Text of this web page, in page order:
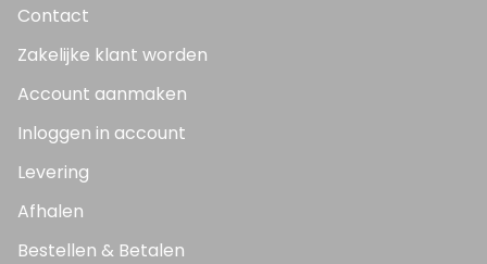
Contact
Zakelijke klant worden
Account aanmaken
Inloggen in account
Levering
Afhalen
Bestellen & Betalen